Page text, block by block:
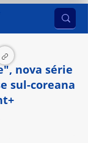
nova série
sul-coreana